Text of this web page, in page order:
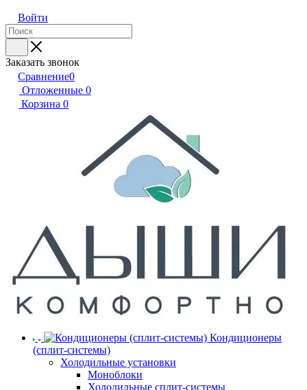
Войти
Заказать звонок
Сравнение0
Отложенные 0
Корзина 0
Кондиционеры
(сплит-системы)
Холодильные установки
Моноблоки
Холодильные сплит-системы